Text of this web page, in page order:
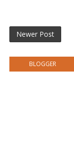
Newer Post
BLOGGER